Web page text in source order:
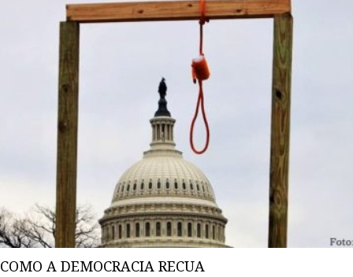
COMO A DEMOCRACIA RECUA